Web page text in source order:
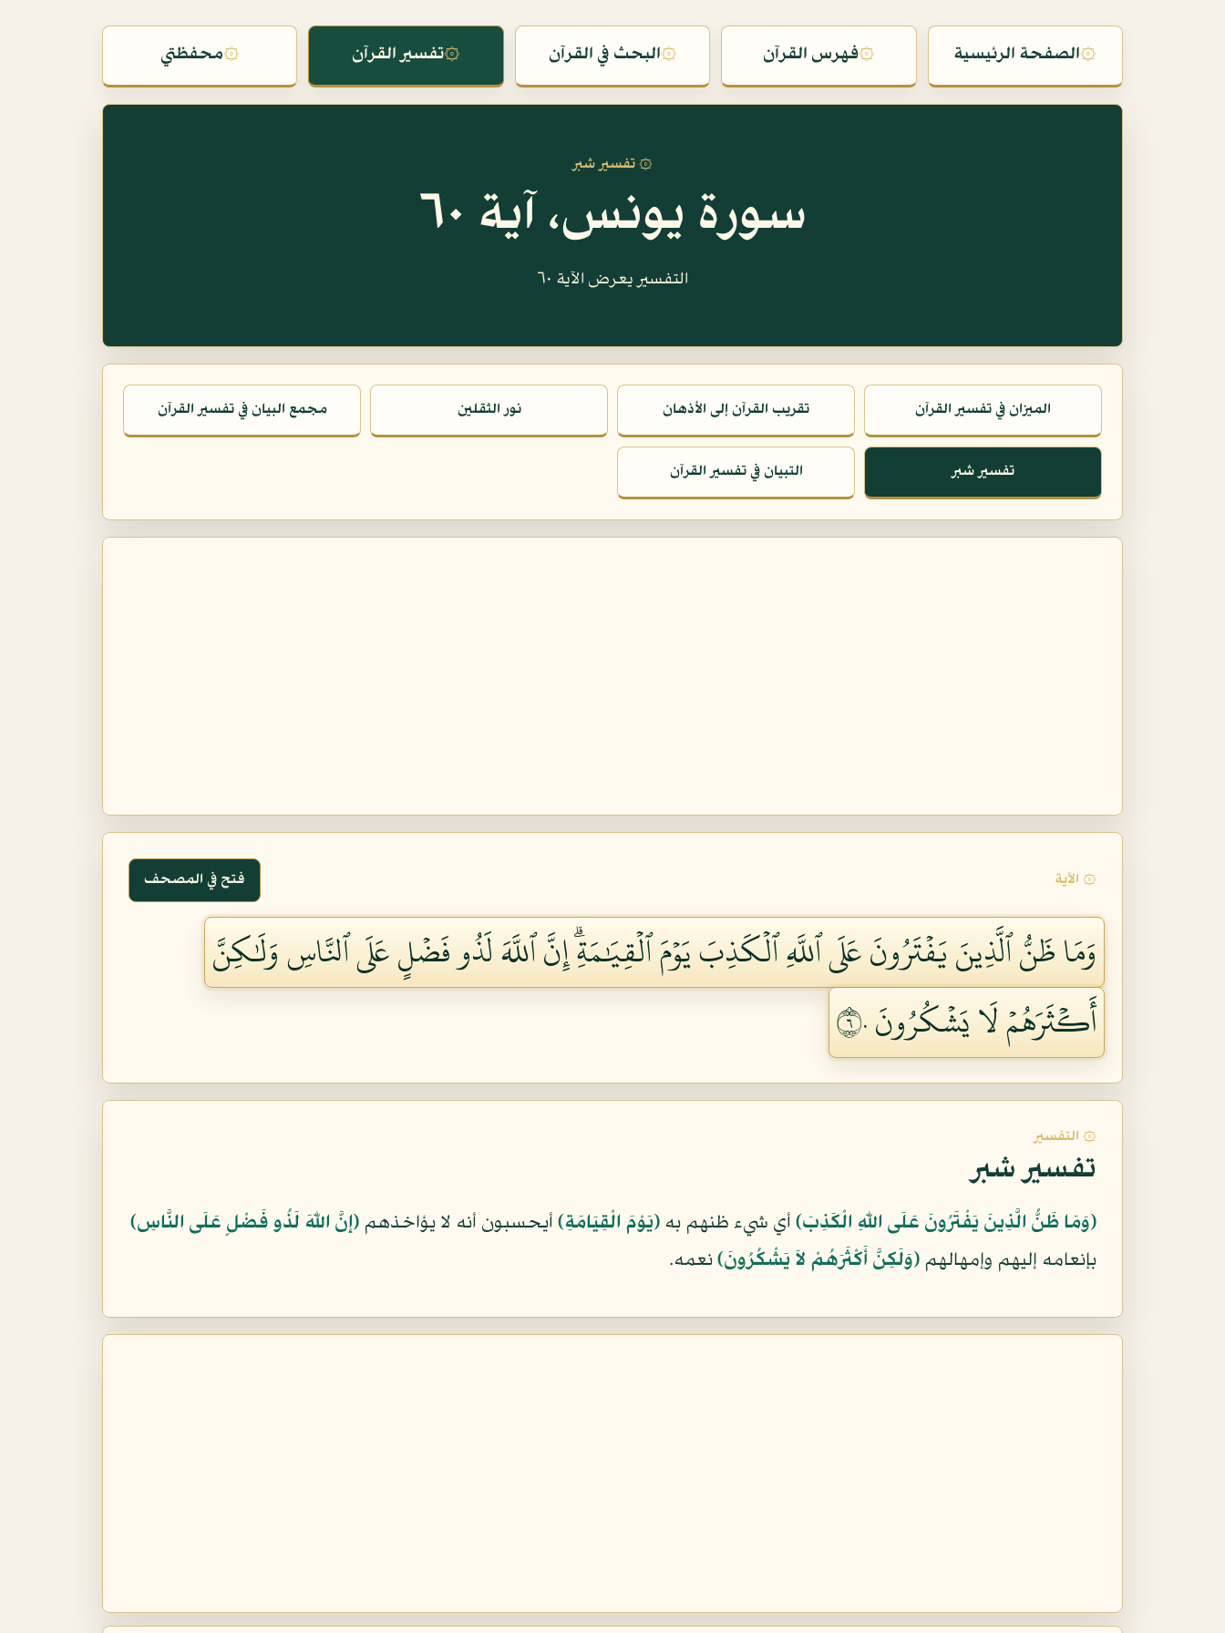
۞الصفحة الرئيسية ۞فهرس القرآن ۞البحث في القرآن ۞تفسير القرآن ۞محفظتي
۞ تفسير شبر
سورة يونس، آية ٦٠
التفسير يعرض الآية ٦٠
الميزان في تفسير القرآن تقريب القرآن إلى الأذهان نور الثقلين مجمع البيان في تفسير القرآن
تفسير شبر التبيان في تفسير القرآن
۞ الآية فتح في المصحف
وَمَا ظَنُّ ٱلَّذِينَ يَفۡتَرُونَ عَلَى ٱللَّهِ ٱلۡكَذِبَ يَوۡمَ ٱلۡقِيَٰمَةِۗ إِنَّ ٱللَّهَ لَذُو فَضۡلٍ عَلَى ٱلنَّاسِ وَلَٰكِنَّ
أَكۡثَرَهُمۡ لَا يَشۡكُرُونَ ٦٠
۞ التفسير
تفسير شبر
﴿وَمَا ظَنُّ الَّذِينَ يَفْتَرُونَ عَلَى اللّهِ الْكَذِبَ﴾ أي شيء ظنهم به ﴿يَوْمَ الْقِيَامَةِ﴾ أيحسبون أنه لا يؤاخذهم ﴿إِنَّ اللّهَ لَذُو فَضْلٍ عَلَى النَّاسِ﴾
بإنعامه إليهم وإمهالهم ﴿وَلَكِنَّ أَكْثَرَهُمْ لاَ يَشْكُرُونَ﴾نعمه.